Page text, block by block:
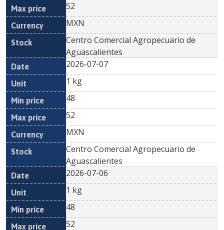
52
MXN
Centro Comercial Agropecuario de
Aguascalientes
2026-07-07
1 kg
48
52
MXN
Centro Comercial Agropecuario de
Aguascalientes
2026-07-06
1 kg
48
52